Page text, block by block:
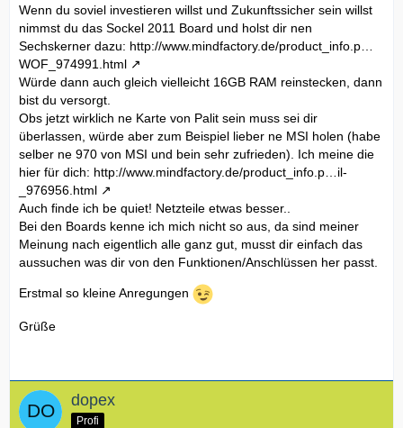
Wenn du soviel investieren willst und Zukunftssicher sein willst
nimmst du das Sockel 2011 Board und holst dir nen
Sechskerner dazu: http://www.mindfactory.de/product_info.p…
WOF_974991.html
Würde dann auch gleich vielleicht 16GB RAM reinstecken, dann
bist du versorgt.
Obs jetzt wirklich ne Karte von Palit sein muss sei dir
überlassen, würde aber zum Beispiel lieber ne MSI holen (habe
selber ne 970 von MSI und bein sehr zufrieden). Ich meine die
hier für dich: http://www.mindfactory.de/product_info.p…il-
_976956.html
Auch finde ich be quiet! Netzteile etwas besser..
Bei den Boards kenne ich mich nicht so aus, da sind meiner
Meinung nach eigentlich alle ganz gut, musst dir einfach das
aussuchen was dir von den Funktionen/Anschlüssen her passt.
Erstmal so kleine Anregungen
Grüße
dopex
Profi